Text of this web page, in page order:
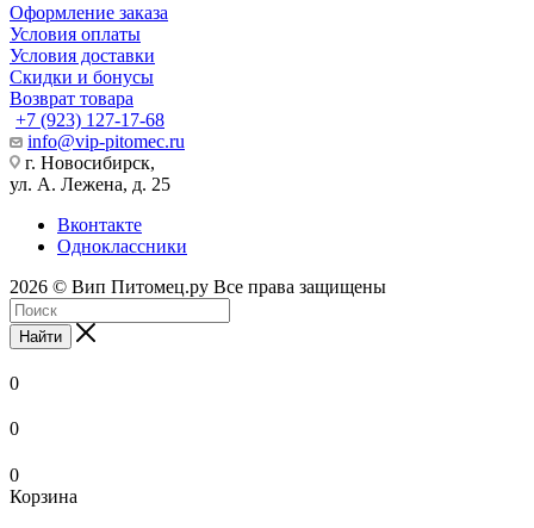
Оформление заказа
Условия оплаты
Условия доставки
Скидки и бонусы
Возврат товара
+7 (923) 127-17-68
info@vip-pitomec.ru
г. Новосибирск,
ул. А. Лежена, д. 25
Вконтакте
Одноклассники
2026 © Вип Питомец.ру Все права защищены
Найти
0
0
0
Корзина